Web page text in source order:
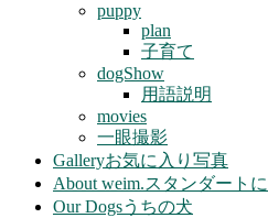
puppy
plan
子育て
dogShow
用語説明
movies
一眼撮影
Galleryお気に入り写真
About weim.スタンダート
Our Dogsうちの犬